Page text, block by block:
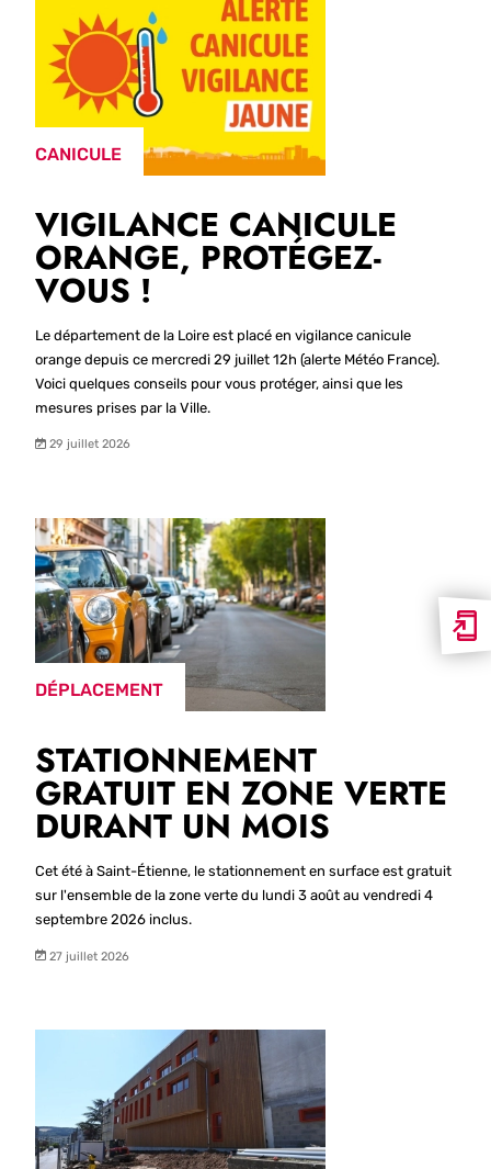
CANICULE
VIGILANCE CANICULE
ORANGE, PROTÉGEZ-
VOUS !
Le département de la Loire est placé en vigilance canicule
orange depuis ce mercredi 29 juillet 12h (alerte Météo France).
Voici quelques conseils pour vous protéger, ainsi que les
mesures prises par la Ville.
29 juillet 2026
DÉPLACEMENT
STATIONNEMENT
GRATUIT EN ZONE VERTE
DURANT UN MOIS
Cet été à Saint-Étienne, le stationnement en surface est gratuit
sur l'ensemble de la zone verte du lundi 3 août au vendredi 4
septembre 2026 inclus.
27 juillet 2026